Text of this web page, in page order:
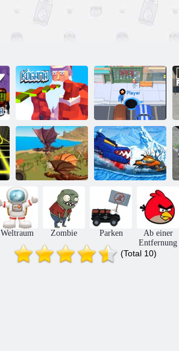
Kogama:
Weihnachtsparkour
Loch. io
Drachen
Simulator 3D
Auto isst Auto:
Winterabenteuer
Weltraum Zombie Parken
Ab einer
Entfernung
(Total 10)